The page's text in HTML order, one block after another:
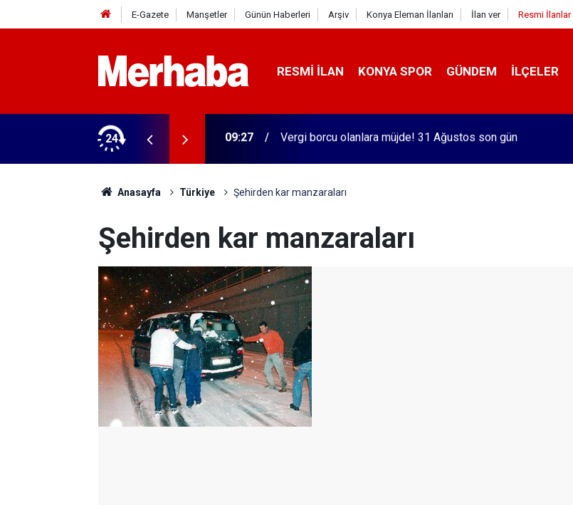
E-Gazete Manşetler Günün Haberleri Arşiv Konya Eleman İlanları İlan ver Resmi İlanlar
RESMI İLAN KONYA SPOR GÜNDEM İLÇELER
24 09:26 Konya'da takla atan otomobilin sürücüsü yaralandı
Anasayfa Türkiye Şehirden kar manzaraları
Şehirden kar manzaraları